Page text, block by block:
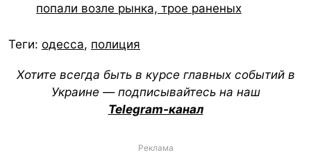
попали возле рынка, трое раненых
Теги: одесса, полиция
Хотите всегда быть в курсе главных событий в
Украине — подписывайтесь на наш
Telegram-канал
Реклама